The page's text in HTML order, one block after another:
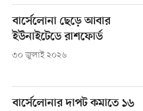
বার্সেলোনা ছেড়ে আবার
ইউনাইটেডে রাশফোর্ড
৩০ জুলাই ২০২৬
বার্সেলোনার দাপট কমাতে ১৬